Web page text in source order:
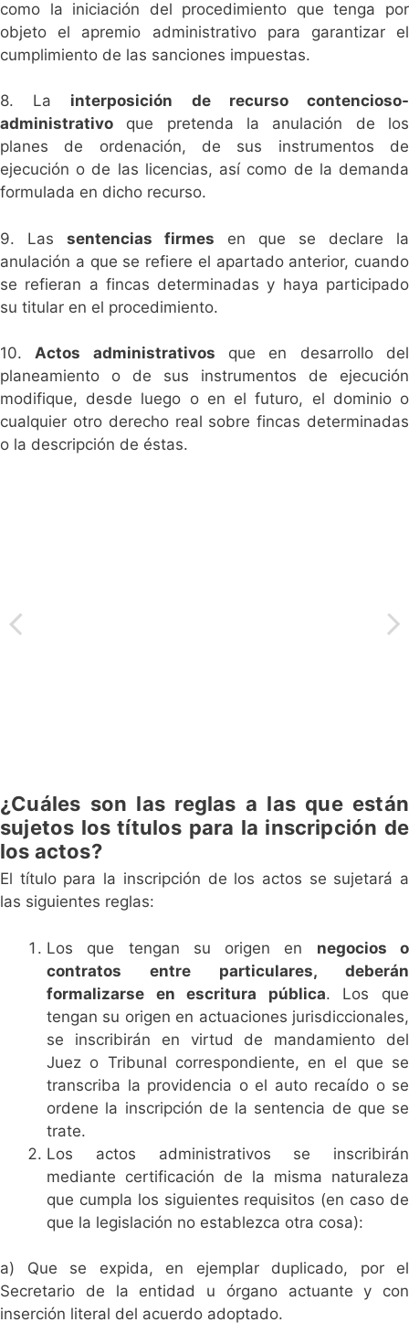
como la iniciación del procedimiento que tenga por
objeto el apremio administrativo para garantizar el
cumplimiento de las sanciones impuestas.
8. La interposición de recurso contencioso-
administrativo que pretenda la anulación de los
planes de ordenación, de sus instrumentos de
ejecución o de las licencias, así como de la demanda
formulada en dicho recurso.
9. Las sentencias firmes en que se declare la
anulación a que se refiere el apartado anterior, cuando
se refieran a fincas determinadas y haya participado
su titular en el procedimiento.
10.Actos administrativos que en desarrollo del
planeamiento o de sus instrumentos de ejecución
modifique, desde luego o en el futuro, el dominio o
cualquier otro derecho real sobre fincas determinadas
o la descripción de éstas.
¿Cuáles son las reglas a las que están
sujetos los títulos para la inscripción de
los actos?
El título para la inscripción de los actos se sujetará a
las siguientes reglas:
Los que tengan su origen en negocios o
contratos entre particulares, deberán
formalizarse en escritura pública. Los que
tengan su origen en actuaciones jurisdiccionales,
se inscribirán en virtud de mandamiento del
Juez o Tribunal correspondiente, en el que se
transcriba la providencia o el auto recaído o se
ordene la inscripción de la sentencia de que se
trate.
Los actos administrativos se inscribirán
mediante certificación de la misma naturaleza
que cumpla los siguientes requisitos (en caso de
que la legislación no establezca otra cosa):
a) Que se expida, en ejemplar duplicado, por el
Secretario de la entidad u órgano actuante y con
inserción literal del acuerdo adoptado.